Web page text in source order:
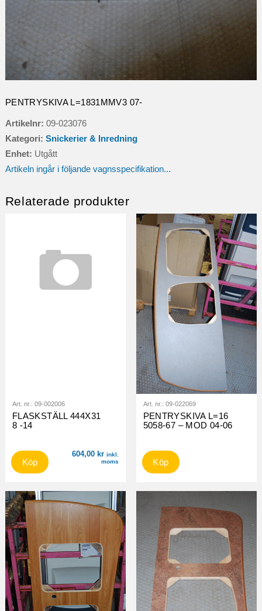
PENTRYSKIVA L=1831MMV3 07-
Artikelnr: 09-023076
Kategori: Snickerier & Inredning
Enhet: Utgått
Artikeln ingår i följande vagnsspecifikation...
Relaterade produkter
Art. nr.: 09-002006
FLASKSTÄLL 444X31
8 -14
604,00 kr inkl.
moms
Köp
Art. nr.: 09-022069
PENTRYSKIVA L=16
5058-67 – MOD 04-06
Köp